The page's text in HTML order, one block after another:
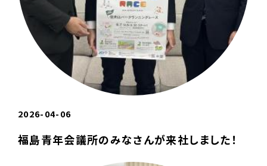
2026-04-06
福島青年会議所のみなさんが来社しました！